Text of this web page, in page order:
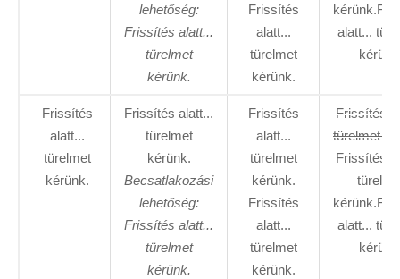
lehetőség:
Frissítés alatt...
türelmet
kérünk.
Frissítés
alatt...
türelmet
kérünk.
alatt...
Frissítés
alatt...
türelmet
kérünk.
Frissítés alatt...
türelmet
kérünk.
Becsatlakozási
lehetőség:
Frissítés alatt...
türelmet
kérünk.
Frissítés
alatt...
türelmet
kérünk.
Frissítés
alatt...
türelmet
kérünk.
Frissítés
türelmet
Frissítés
alatt...